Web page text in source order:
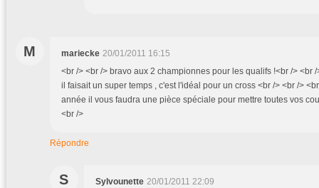
M mariecke 20/01/2011 16:15
<br /> <br /> bravo aux 2 championnes pour les qualifs !<br /> <br
il faisait un super temps , c'est l'idéal pour un cross <br /> <br />
année il vous faudra une pièce spéciale pour mettre toutes vos
<br />
Répondre
S Sylvounette 20/01/2011 22:09